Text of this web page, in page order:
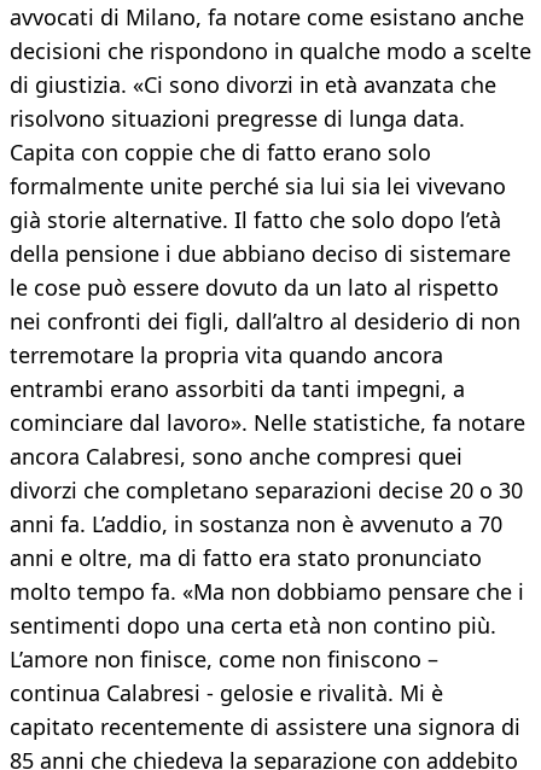
avvocati di Milano, fa notare come esistano anche
decisioni che rispondono in qualche modo a scelte
di giustizia. «Ci sono divorzi in età avanzata che
risolvono situazioni pregresse di lunga data.
Capita con coppie che di fatto erano solo
formalmente unite perché sia lui sia lei vivevano
già storie alternative. Il fatto che solo dopo l’età
della pensione i due abbiano deciso di sistemare
le cose può essere dovuto da un lato al rispetto
nei confronti dei figli, dall’altro al desiderio di non
terremotare la propria vita quando ancora
entrambi erano assorbiti da tanti impegni, a
cominciare dal lavoro». Nelle statistiche, fa notare
ancora Calabresi, sono anche compresi quei
divorzi che completano separazioni decise 20 o 30
anni fa. L’addio, in sostanza non è avvenuto a 70
anni e oltre, ma di fatto era stato pronunciato
molto tempo fa. «Ma non dobbiamo pensare che i
sentimenti dopo una certa età non contino più.
L’amore non finisce, come non finiscono –
continua Calabresi - gelosie e rivalità. Mi è
capitato recentemente di assistere una signora di
85 anni che chiedeva la separazione con addebito